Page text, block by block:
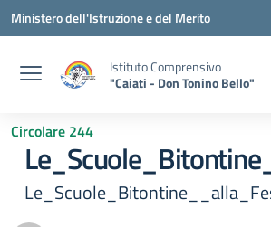
Vai ai contenuti
Vai al menu di navigazione
Vai al footer
Ministero dell'Istruzione e del Merito
Istituto Comprensivo
"Caiati - Don Tonino Bello"
Circolare 244